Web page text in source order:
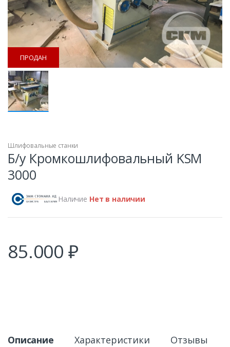
ПРОДАН
ПРОДАН
Шлифовальные станки
Б/у Кромкошлифовальный KSM
3000
Наличие Нет в наличии
85.000₽
Описание Характеристики Отзывы